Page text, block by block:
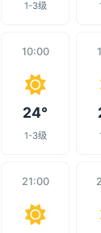
1-3级
10:00
24°
1-3级
21:00